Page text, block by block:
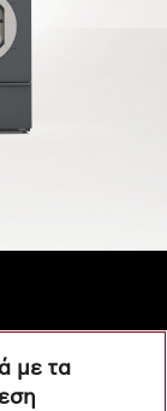
με τα